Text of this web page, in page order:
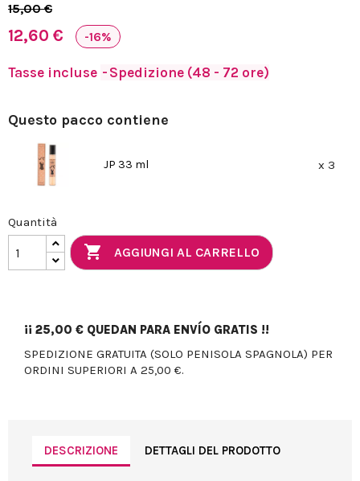
15,00 €
12,60 € -16%
Tasse incluse Spedizione (48 - 72 ore)
Questo pacco contiene
JP 33 ml x 3
Quantità
 AGGIUNGI AL CARRELLO
¡¡ 25,00 € QUEDAN PARA ENVÍO GRATIS !!
SPEDIZIONE GRATUITA (SOLO PENISOLA SPAGNOLA) PER
ORDINI SUPERIORI A 25,00 €.
DESCRIZIONE DETTAGLI DEL PRODOTTO